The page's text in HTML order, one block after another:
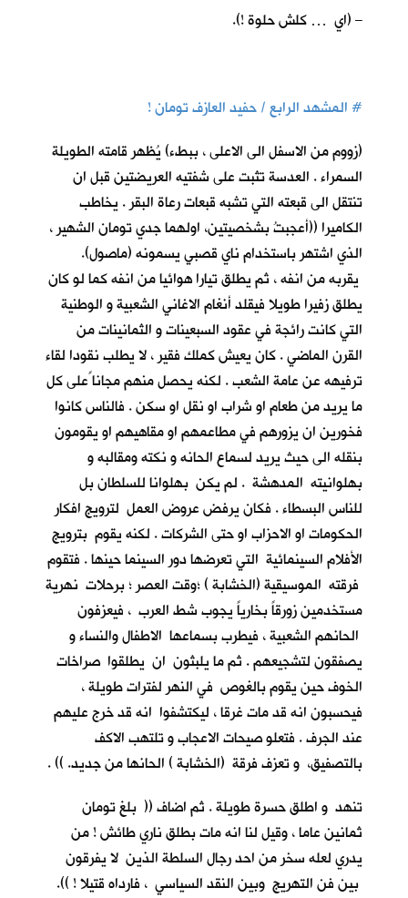
– (اي … كلش حلوة !).
#المشهد الرابع / حفيد العازف تومان !
(زووم من الاسفل الى الاعلى ، ببطء) يُظهر قامته الطويلة
السمراء . العدسة تثبت على شفتيه العريضتين قبل ان
تنتقل الى قبعته التي تشبه قبعات رعاة البقر . يخاطب
الكاميرا ((أعجبتُ بشخصيتين، اولهما جدي تومان الشهير ،
الذي اشتهر باستخدام ناي قصبي يسمونه (ماصول).
يقربه من انفه ، ثم يطلق تيارا هوائيا من انفه كما لو كان
يطلق زفيرا طويلا فيقلد أنغام الاغاني الشعبية و الوطنية
التي كانت رائجة في عقود السبعينات و الثمانينات من
القرن الماضي . كان يعيش كملك فقير ، لا يطلب نقودا لقاء
ترفيهه عن عامة الشعب . لكنه يحصل منهم مجانا ًعلى كل
ما يريد من طعام او شراب او نقل او سكن . فالناس كانوا
فخورين ان يزورهم في مطاعمهم او مقاهيهم او يقومون
بنقله الى حيث يريد لسماع الحانه و نكته ومقالبه و
بهلوانيته المدهشة . لم يكن بهلوانا للسلطان بل
للناس البسطاء . فكان يرفض عروض العمل لترويج افكار
الحكومات او الاحزاب او حتى الشركات . لكنه يقوم بترويج
الأفلام السينمائية التي تعرضها دور السينما حينها . فتقوم
فرقته الموسيقية (الخشابة ) ؛وقت العصر ؛ برحلات نهرية
مستخدمين زورقاً بخارياً يجوب شط العرب ، فيعزفون
الحانهم الشعبية ، فيطرب بسماعها الاطفال والنساء و
يصفقون لتشجيعهم . ثم ما يلبثون ان يطلقوا صراخات
الخوف حين يقوم بالغوص في النهر لفترات طويلة ،
فيحسبون انه قد مات غرقا ، ليكتشفوا انه قد خرج عليهم
عند الجرف . فتعلو صيحات الاعجاب و تلتهب الاكف
بالتصفيق، و تعزف فرقة (الخشابة ) الحانها من جديد. )) .
تنهد و اطلق حسرة طويلة . ثم اضاف (( بلغ تومان
ثمانين عاما ، وقيل لنا انه مات بطلق ناري طائش ! من
يدري لعله سخر من احد رجال السلطة الذين لا يفرقون
بين فن التهريج وبين النقد السياسي ، فارداه قتيلا ! )).